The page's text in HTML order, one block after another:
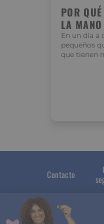
POR
LA
En un día a
pequeños
que tienen
Contacto